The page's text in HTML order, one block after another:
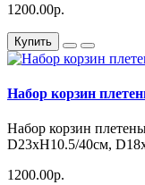
1200.00р.
Купить
Набор корзин
Набор корзин
D23xH10.5/40см,
1200.00р.